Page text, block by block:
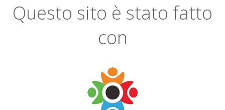
Questo sito è stato fatto
con